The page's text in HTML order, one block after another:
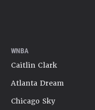
WNBA
Caitlin Clark
Atlanta Dream
Chicago Sky